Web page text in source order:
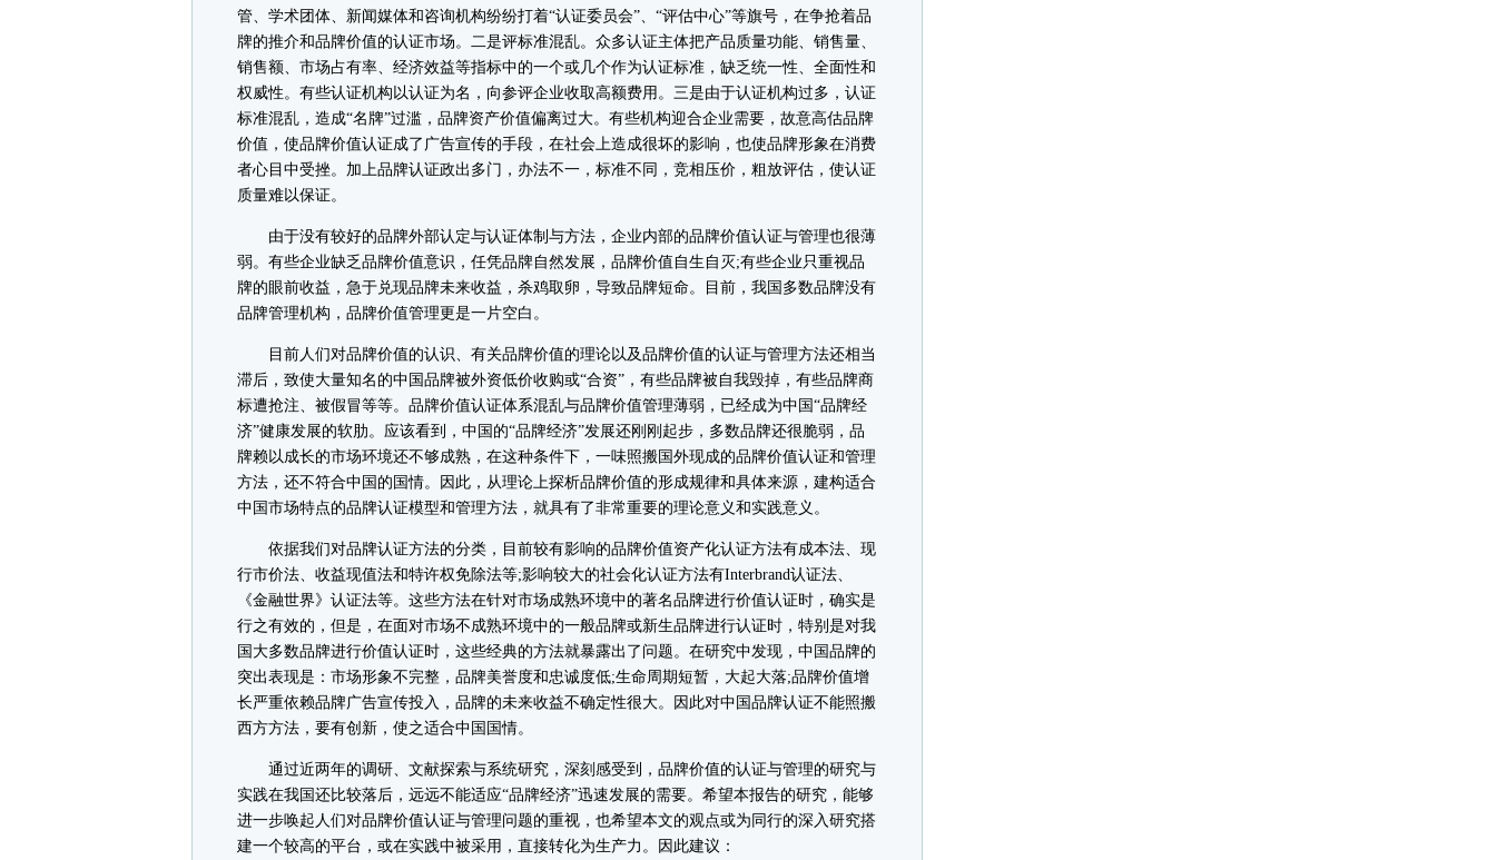
管、学术团体、新闻媒体和咨询机构纷纷打着“认证委员会”、“评估中心”等旗号，在争抢着品
牌的推介和品牌价值的认证市场。二是评标准混乱。众多认证主体把产品质量功能、销售量、
销售额、市场占有率、经济效益等指标中的一个或几个作为认证标准，缺乏统一性、全面性和
权威性。有些认证机构以认证为名，向参评企业收取高额费用。三是由于认证机构过多，认证
标准混乱，造成“名牌”过滥，品牌资产价值偏离过大。有些机构迎合企业需要，故意高估品牌
价值，使品牌价值认证成了广告宣传的手段，在社会上造成很坏的影响，也使品牌形象在消费
者心目中受挫。加上品牌认证政出多门，办法不一，标准不同，竞相压价，粗放评估，使认证
质量难以保证。
由于没有较好的品牌外部认定与认证体制与方法，企业内部的品牌价值认证与管理也很薄
弱。有些企业缺乏品牌价值意识，任凭品牌自然发展，品牌价值自生自灭;有些企业只重视品
牌的眼前收益，急于兑现品牌未来收益，杀鸡取卵，导致品牌短命。目前，我国多数品牌没有
品牌管理机构，品牌价值管理更是一片空白。
目前人们对品牌价值的认识、有关品牌价值的理论以及品牌价值的认证与管理方法还相当
滞后，致使大量知名的中国品牌被外资低价收购或“合资”，有些品牌被自我毁掉，有些品牌商
标遭抢注、被假冒等等。品牌价值认证体系混乱与品牌价值管理薄弱，已经成为中国“品牌经
济”健康发展的软肋。应该看到，中国的“品牌经济”发展还刚刚起步，多数品牌还很脆弱，品
牌赖以成长的市场环境还不够成熟，在这种条件下，一味照搬国外现成的品牌价值认证和管理
方法，还不符合中国的国情。因此，从理论上探析品牌价值的形成规律和具体来源，建构适合
中国市场特点的品牌认证模型和管理方法，就具有了非常重要的理论意义和实践意义。
依据我们对品牌认证方法的分类，目前较有影响的品牌价值资产化认证方法有成本法、现
行市价法、收益现值法和特许权免除法等;影响较大的社会化认证方法有Interbrand认证法、
《金融世界》认证法等。这些方法在针对市场成熟环境中的著名品牌进行价值认证时，确实是
行之有效的，但是，在面对市场不成熟环境中的一般品牌或新生品牌进行认证时，特别是对我
国大多数品牌进行价值认证时，这些经典的方法就暴露出了问题。在研究中发现，中国品牌的
突出表现是：市场形象不完整，品牌美誉度和忠诚度低;生命周期短暂，大起大落;品牌价值增
长严重依赖品牌广告宣传投入，品牌的未来收益不确定性很大。因此对中国品牌认证不能照搬
西方方法，要有创新，使之适合中国国情。
通过近两年的调研、文献探索与系统研究，深刻感受到，品牌价值的认证与管理的研究与
实践在我国还比较落后，远远不能适应“品牌经济”迅速发展的需要。希望本报告的研究，能够
进一步唤起人们对品牌价值认证与管理问题的重视，也希望本文的观点或为同行的深入研究搭
建一个较高的平台，或在实践中被采用，直接转化为生产力。因此建议：